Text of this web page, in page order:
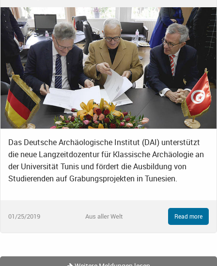
Das Deutsche Archäologische Institut (DAI) unterstützt
die neue Langzeitdozentur für Klassische Archäologie an
der Universität Tunis und fördert die Ausbildung von
Studierenden auf Grabungsprojekten in Tunesien.
01/25/2019 Aus aller Welt Read more